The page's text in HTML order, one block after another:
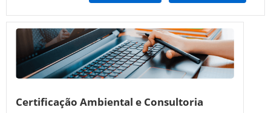
Certificação Ambiental e Consultoria